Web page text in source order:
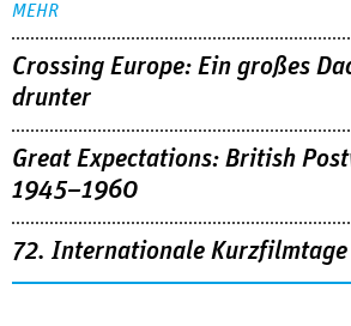
MEHR
Crossing Europe: Ein großes
drunter
Great Expectations: British
1945–1960
72. Internationale Kurzfilmtage